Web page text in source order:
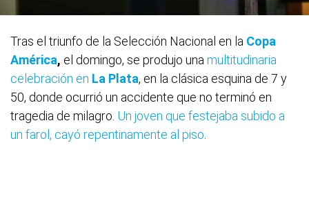
Tras el triunfo de la Selección Nacional en la Copa
América, el domingo, se produjo una multitudinaria
celebración en La Plata, en la clásica esquina de 7 y
50, donde ocurrió un accidente que no terminó en
tragedia de milagro. Un joven que festejaba subido a
un farol, cayó repentinamente al piso